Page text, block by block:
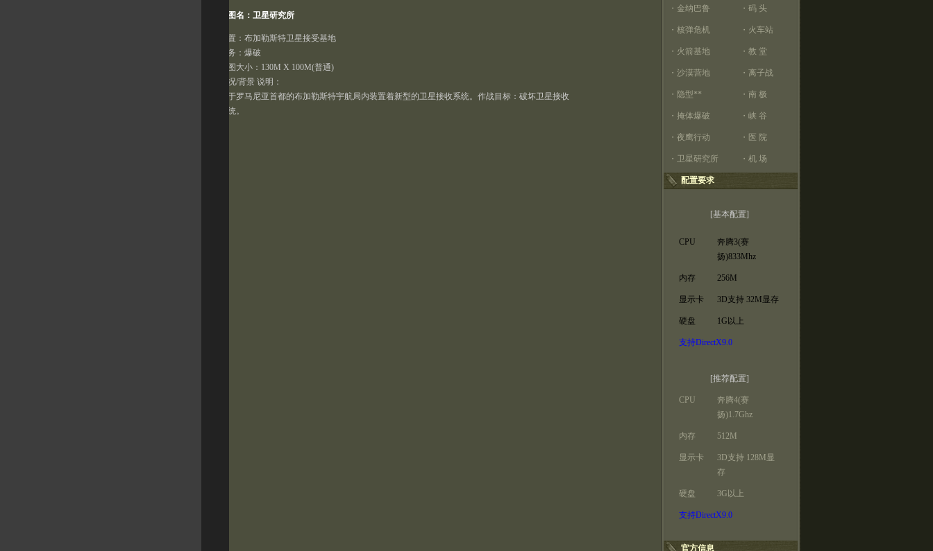
地图名：卫星研究所
位置：布加勒斯特卫星接受基地
任务：爆破
地图大小：130M X 100M(普通)
状况/背景 说明：
位于罗马尼亚首都的布加勒斯特宇航局内装置着新型的卫星接收系统。作战目标：破坏卫星接收
系统。
・ 金纳巴鲁 ・ 码 头
・ 核弹危机 ・ 火车站
・ 火箭基地 ・ 教 堂
・ 沙漠营地 ・ 离子战
・ 隐型** ・ 南 极
・ 掩体爆破 ・ 峡 谷
・ 夜鹰行动 ・ 医 院
・ 卫星研究所 ・ 机 场
配置要求
[基本配置]
CPU
奔腾3(赛
扬)833Mhz
内存 256M
显示卡 3D支持 32M显存
硬盘 1G以上
支持DirectX9.0
[推荐配置]
CPU
奔腾4(赛
扬)1.7Ghz
内存 512M
显示卡
3D支持 128M显
存
硬盘 3G以上
支持DirectX9.0
官方信息